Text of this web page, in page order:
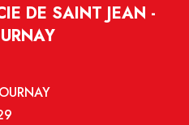
DE SAINT JEAN -